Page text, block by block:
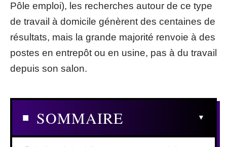
Pôle emploi), les recherches autour de ce type
de travail à domicile génèrent des centaines de
résultats, mais la grande majorité renvoie à des
postes en entrepôt ou en usine, pas à du travail
depuis son salon.
SOMMAIRE